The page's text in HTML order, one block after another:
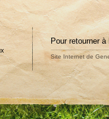
Pour retourner
Site Internet de